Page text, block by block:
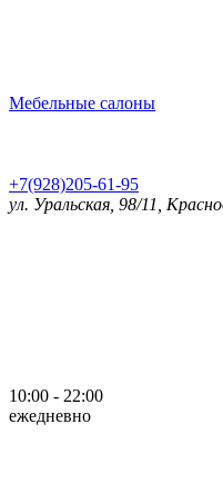
Мебельные салоны
+7(928)205-61-95
ул. Уральская, 98/11,
10:00 - 22:00
ежедневно